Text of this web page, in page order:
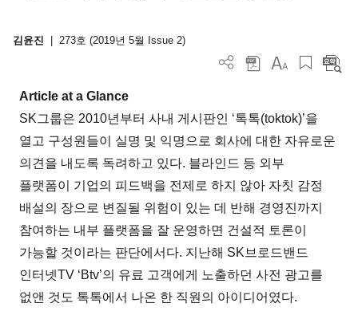
김윤진 273호 (2019년 5월 Issue 2)
Article at a Glance
SK그룹은 2010년부터 사내 게시판인 ‘톡톡(toktok)’을
열고 구성원들이 실명 및 익명으로 회사에 대한 자유로운
의견을 내도록 독려하고 있다. 블라인드 등 외부
플랫폼이 기업의 피드백을 전제로 하지 않아 자칫 감정
배설의 장으로 변질될 위험이 있는 데 반해 경영진까지
참여하는 내부 플랫폼을 잘 운영하면 건설적 토론이
가능할 것이라는 판단에서다. 지난해 SK브로드밴드
인터넷TV ‘Btv’의 유료 고객에게 노출하던 사전 광고를
없앤 것도 톡톡에서 나온 한 직원의 아이디어였다.